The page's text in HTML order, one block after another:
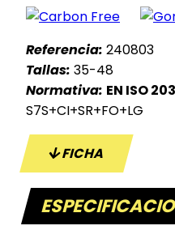
Referencia: 240803
Tallas: 35-48
Normativa: EN ISO
S7S+CI+SR+FO+LG
FICHA